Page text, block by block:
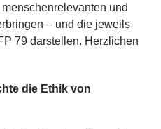
und
– und die jeweils
79 darstellen. Herzlichen
die Ethik von